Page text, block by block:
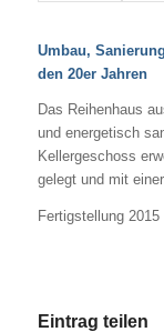
Umbau,
den 20er Jahren
Das Reihenhaus
und energetisch
Kellergeschoss
gelegt und mit
Fertigstellung 2015
Eintrag teilen